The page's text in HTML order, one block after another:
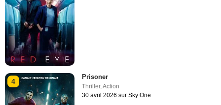
4
Prisoner
Thriller,Action
30 avril 2026 sur Sky One